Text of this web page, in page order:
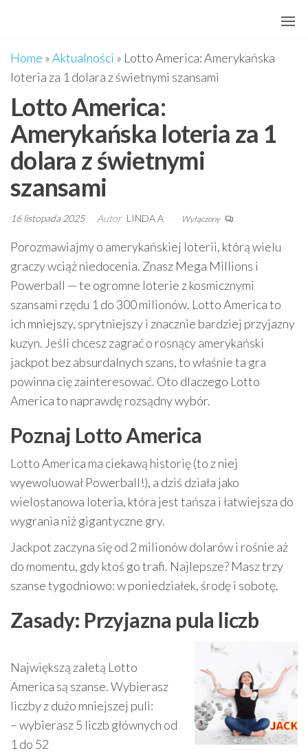
Home »Aktualności » Lotto America: Amerykańska
loteria za 1 dolara z świetnymi szansami
Lotto America:
Amerykańska loteria za 1
dolara z świetnymi
szansami
16 listopada 2025 Autor LINDA A Wyłączony
Porozmawiajmy o amerykańskiej loterii, którą wielu
graczy wciąż niedocenia. Znasz Mega Millions i
Powerball — te ogromne loterie z kosmicznymi
szansami rzędu 1 do 300 milionów. Lotto America to
ich mniejszy, sprytniejszy i znacznie bardziej przyjazny
kuzyn. Jeśli chcesz zagrać o rosnący amerykański
jackpot bez absurdalnych szans, to właśnie ta gra
powinna cię zainteresować. Oto dlaczego Lotto
America to naprawdę rozsądny wybór.
Poznaj Lotto America
Lotto America ma ciekawą historię (to z niej
wyewoluował Powerball!), a dziś działa jako
wielostanowa loteria, która jest tańsza i łatwiejsza do
wygrania niż gigantyczne gry.
Jackpot zaczyna się od 2 milionów dolarów i rośnie aż
do momentu, gdy ktoś go trafi. Najlepsze? Masz trzy
szanse tygodniowo: w poniedziałek, środę i sobotę.
Zasady: Przyjazna pula liczb
Największą zaletą Lotto
America są szanse. Wybierasz
liczby z dużo mniejszej puli:
– wybierasz 5 liczb głównych od
1 do 52